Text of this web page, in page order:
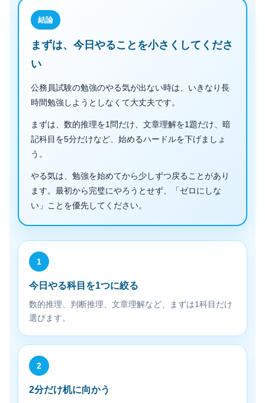
まずは、今日やることを小さくしてくださ
い
公務員試験の勉強のやる気が出ない時は、いきなり長
時間勉強しようとしなくて大丈夫です。
まずは、数的推理を1問だけ、文章理解を1題だけ、暗
記科目を5分だけなど、始めるハードルを下げましょ
う。
やる気は、勉強を始めてから少しずつ戻ることがあり
ます。最初から完璧にやろうとせず、「ゼロにしな
い」ことを優先してください。
1
今日やる科目を1つに絞る
数的推理、判断推理、文章理解など、まずは1科目だけ
選びます。
2
2分だけ机に向かう